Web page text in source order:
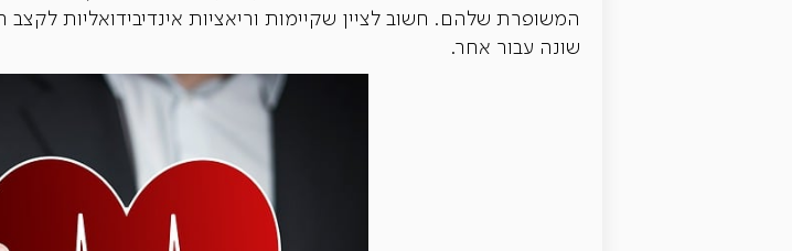
המשופרת שלהם. חשוב לציין שקיימות וריאציות אינדיבידואליות
שונה עבור אחר.